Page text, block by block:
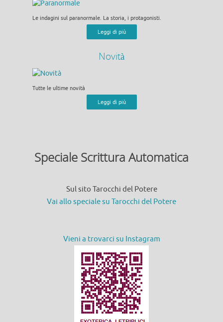
Le indagini sul paranormale. La storia, i protagonisti.
Leggi di più
Novità
Tutte le ultime novità
Leggi di più
Speciale Scrittura Automatica
Sul sito Tarocchi del Potere
Vai allo speciale su Tarocchi del Potere
Vieni a trovarci su Instagram